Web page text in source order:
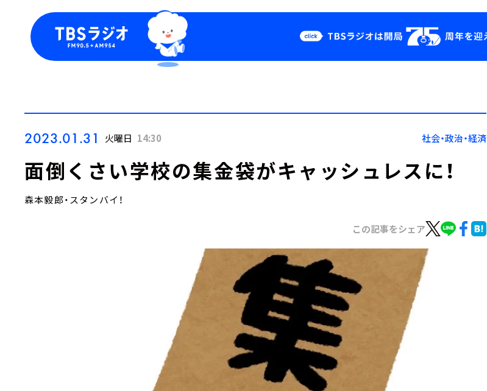
Podcast
YouTube
会社情報
2023.01.31 火曜日 14:30 社会・政治・経済
面倒くさい学校の集金袋がキャッシュレスに！
森本毅郎・スタンバイ！
この記事をシェア